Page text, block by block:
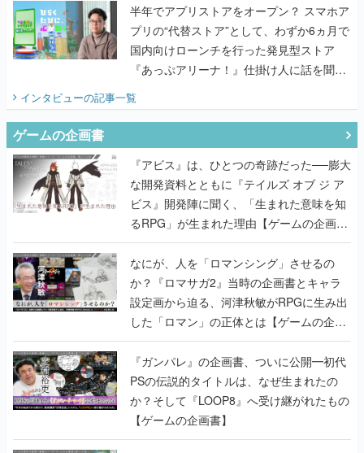
半年でアプリストアをオープン？ スマホア
プリの“代替ストア”として、わずか6ヵ月で
国内向けローンチを行った発見型ストア
『あっぷアリーナ！』仕掛け人に話を聞い
インタビューの記事一覧
ゲームの企画書
『アビス』は、ひとつの奇跡だった──膨大
な開発資料とともに『テイルズ オブ ジ ア
ビス』開発陣に聞く、「生まれた意味を知
るRPG」が生まれた理由【ゲームの企画
書】
なにが、人を「ロマンシング」させるの
か？『ロマサガ2』当時の企画書とキャラ
設定画から迫る、河津秋敏がRPGに生み出
した「ロマン」の正体とは【ゲームの企画
書】
『ガンパレ』の企画書、ついに公開━初代
PSの伝説的タイトルは、なぜ生まれたの
か？そして『LOOP8』へ受け継がれたもの
【ゲームの企画書】